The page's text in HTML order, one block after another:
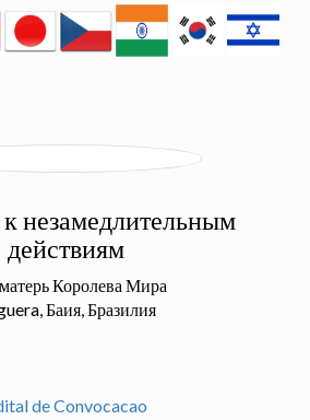
незамедлительным
действиям
Королева Мира
Баия, Бразилия
de Convocacao